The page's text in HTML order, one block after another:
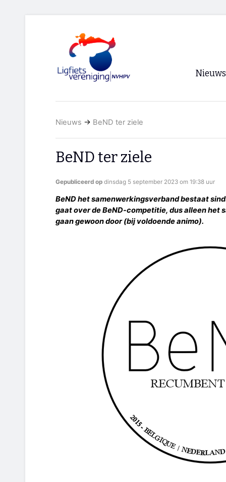
Nieuws
Nieuws → BeND ter ziele
BeND ter ziele
Gepubliceerd op dinsdag 5 september 2023 om 19:38 uur
BeND het samenwerkingsverband bestaat
gaat over de BeND-competitie, dus alleen het
gaan gewoon door (bij voldoende animo).